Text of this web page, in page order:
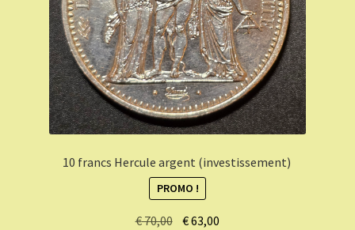
10 francs Hercule argent (investissement)
PROMO !
€70,00 Le
€63,00